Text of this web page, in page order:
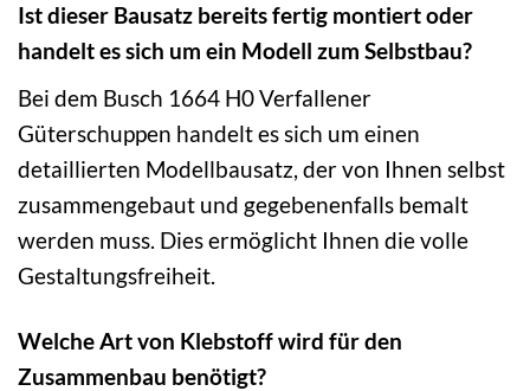
Ist dieser Bausatz bereits fertig montiert oder
handelt es sich um ein Modell zum Selbstbau?
Bei dem Busch 1664 H0 Verfallener
Güterschuppen handelt es sich um einen
detaillierten Modellbausatz, der von Ihnen selbst
zusammengebaut und gegebenenfalls bemalt
werden muss. Dies ermöglicht Ihnen die volle
Gestaltungsfreiheit.
Welche Art von Klebstoff wird für den
Zusammenbau benötigt?